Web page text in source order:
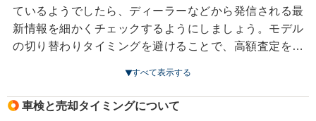
ているようでしたら、ディーラーなどから発信される最
新情報を細かくチェックするようにしましょう。モデル
の切り替わりタイミングを避けることで、高額査定を狙
すべて表示する
車検と売却タイミングについて